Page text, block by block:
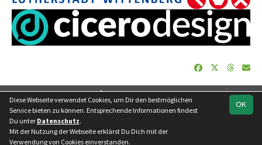
soccero.de
Besucherstatistik
Kontakt
OK
Diese Webseite verwendet Cookies, um Dir den bestmöglichen
Service bieten zu können. Entsprechende Informationen findest
Du unter Datenschutz.
Mit der Nutzung der Webseite erklärst Du Dich mit der
Verwendung von Cookies einverstanden.